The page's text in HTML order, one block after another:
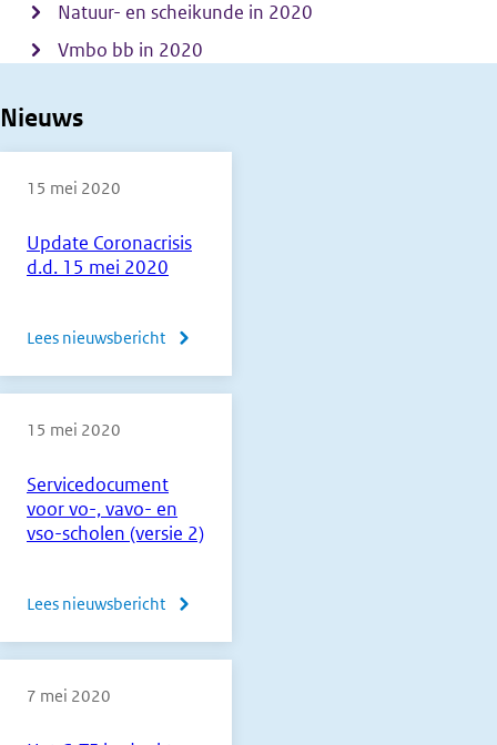
Natuur- en scheikunde in 2020
Vmbo bb in 2020
Nieuws
Update Coronacrisis
d.d. 15 mei 2020
15 mei 2020
Lees nieuwsbericht
over
Coronacrisis
2020
Servicedocument
voor vo-, vavo- en
vso-scholen (versie 2)
15 mei 2020
Lees nieuwsbericht
over
voor
7 mei 2020